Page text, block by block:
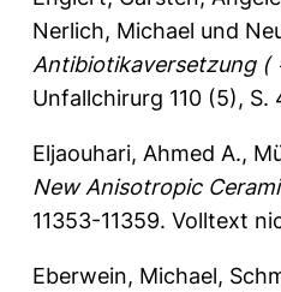
Nerlich, Michael und
Antibiotikaversetzung (
Unfallchirurg 110 (5), S.
Eljaouhari, Ahmed A.,
New Anisotropic
11353-11359. Volltext
Eberwein, Michael,